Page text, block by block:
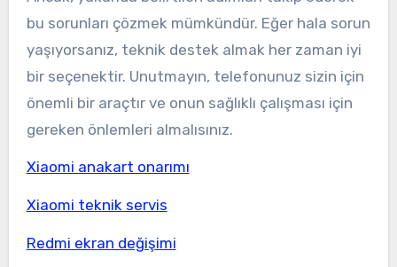
bu sorunları çözmek mümkündür. Eğer hala sorun
yaşıyorsanız, teknik destek almak her zaman iyi
bir seçenektir. Unutmayın, telefonunuz sizin için
önemli bir araçtır ve onun sağlıklı çalışması için
gereken önlemleri almalısınız.
Xiaomi anakart onarımı
Xiaomi teknik servis
Redmi ekran değişimi